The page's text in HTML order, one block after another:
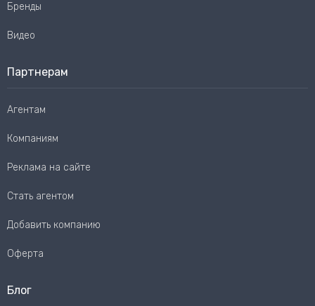
Бренды
Видео
Партнерам
Агентам
Компаниям
Реклама на сайте
Стать агентом
Добавить компанию
Оферта
Блог